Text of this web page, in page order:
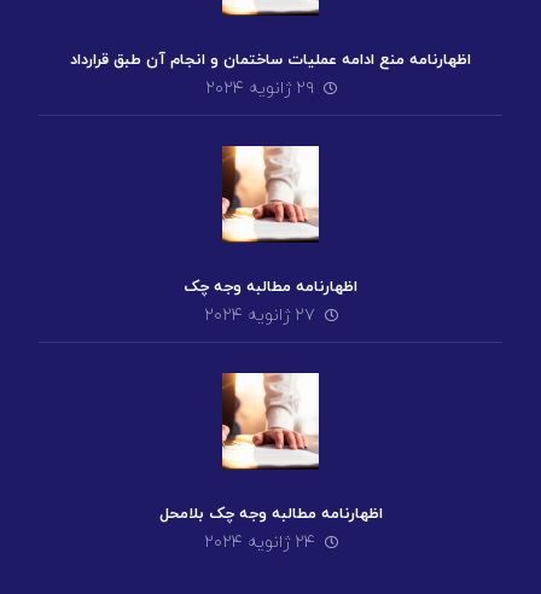
اظهارنامه منع ادامه عملیات ساختمان و انجام آن طبق قرارداد
۲۹ ژانویه ۲۰۲۴
اظهارنامه مطالبه وجه چک
۲۷ ژانویه ۲۰۲۴
اظهارنامه مطالبه وجه چک بلامحل
۲۴ ژانویه ۲۰۲۴